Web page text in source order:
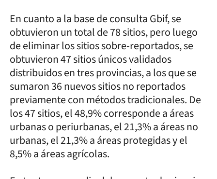
En cuanto a la base de consulta Gbif, se
obtuvieron un total de 78 sitios, pero luego
de eliminar los sitios sobre-reportados, se
obtuvieron 47 sitios únicos validados
distribuidos en tres provincias, a los que se
sumaron 36 nuevos sitios no reportados
previamente con métodos tradicionales. De
los 47 sitios, el 48,9% corresponde a áreas
urbanas o periurbanas, el 21,3% a áreas no
urbanas, el 21,3% a áreas protegidas y el
8,5% a áreas agrícolas.